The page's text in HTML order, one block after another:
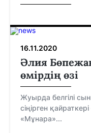
16.11.2020
Әлия
өмірдің өзі
Жуырда белгілі
сіңірген
«Мұнара»...